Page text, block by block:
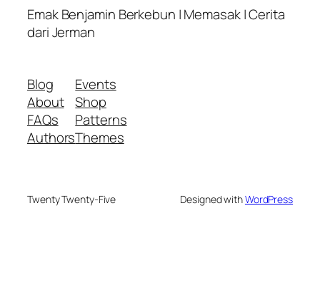
Emak Benjamin Berkebun | Memasak | Cerita
dari Jerman
Blog
About
FAQs
Authors
Events
Shop
Patterns
Themes
Twenty Twenty-Five Designed withWordPress